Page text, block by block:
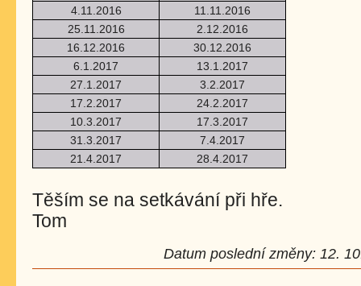
4.11.2016
11.11.2016
25.11.2016
2.12.2016
16.12.2016
30.12.2016
6.1.2017
13.1.2017
27.1.2017
3.2.2017
17.2.2017
24.2.2017
10.3.2017
17.3.2017
31.3.2017
7.4.2017
21.4.2017
28.4.2017
Těším se na setkávání při hře.
Tom
Datum poslední změny: 12.